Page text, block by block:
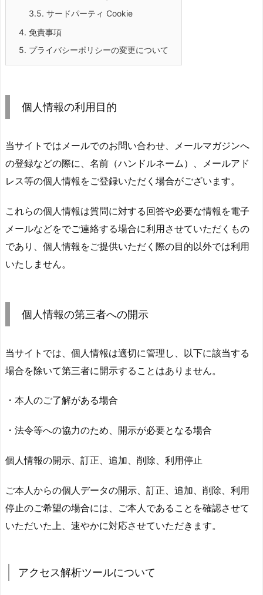
3.5. サードパーティ Сооkіе
4. 免責事項
5. プライバシーポリシーの変更について
個人情報の利用目的
当サイトではメールでのお問い合わせ、メールマガジンへ
の登録などの際に、名前（ハンドルネーム）、メールアド
レス等の個人情報をご登録いただく場合がございます。
これらの個人情報は質問に対する回答や必要な情報を電子
メールなどをでご連絡する場合に利用させていただくもの
であり、個人情報をご提供いただく際の目的以外では利用
いたしません。
個人情報の第三者への開示
当サイトでは、個人情報は適切に管理し、以下に該当する
場合を除いて第三者に開示することはありません。
・本人のご了解がある場合
・法令等への協力のため、開示が必要となる場合
個人情報の開示、訂正、追加、削除、利用停止
ご本人からの個人データの開示、訂正、追加、削除、利用
停止のご希望の場合には、ご本人であることを確認させて
いただいた上、速やかに対応させていただきます。
アクセス解析ツールについて